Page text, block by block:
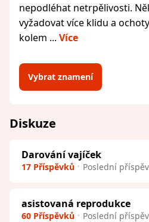
nepodléhat netrpělivosti.
vyžadovat více klidu a
kolem ... Více
Vybrat znamení
Diskuze
Darování vajíček
17 Příspěvků Poslední
asistovaná reprodukce
60 Příspěvků Poslední